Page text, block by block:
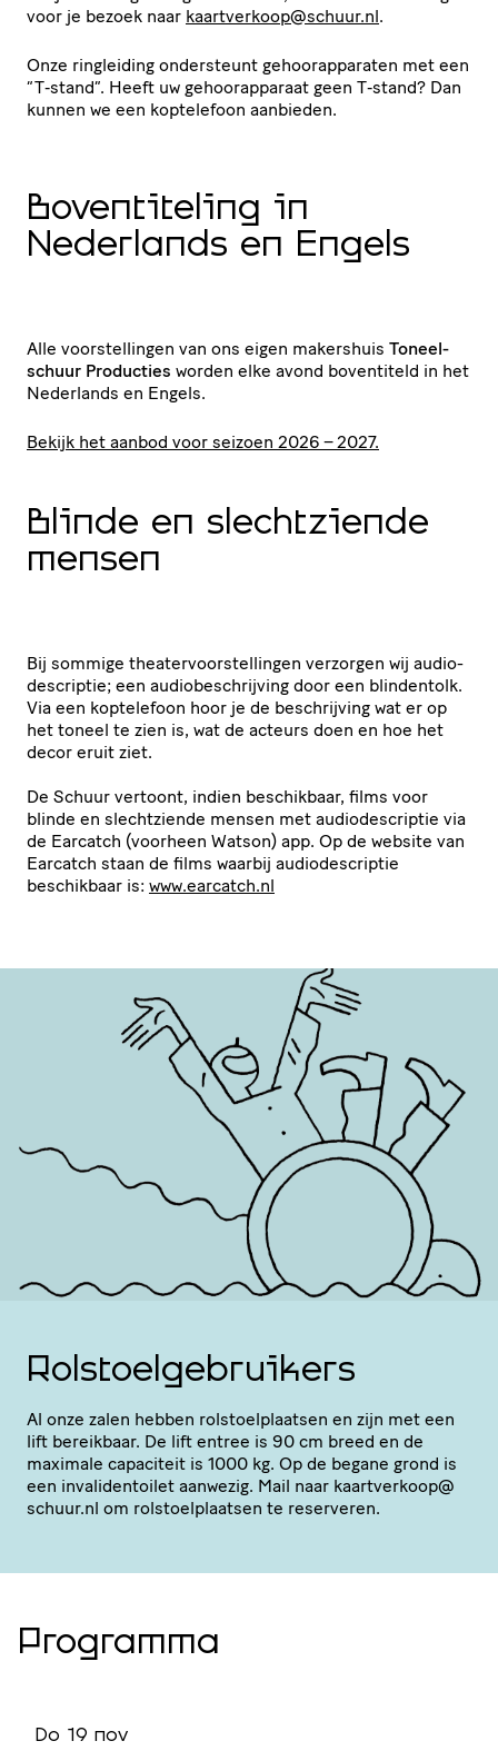
voor je bezoek naar kaartverkoop@​schuur.​nl.
Onze ringleiding ondersteunt gehoor­ap­pa­raten met een
“T‑stand”. Heeft uw gehoor­ap­pa­raat geen T‑stand? Dan
kunnen we een koptelefoon aanbieden.
Boven­ti­te­ling in
Nederlands en Engels
Alle voor­stel­lingen van ons eigen makershuis Toneel­
schuur Producties worden elke avond boventiteld in het
Nederlands en Engels.
Bekijk het aanbod voor seizoen 2026 – 2027.
Blinde en slecht­ziende
mensen
Bij sommige thea­ter­voor­stel­lingen verzorgen wij audio­
de­scriptie; een audio­be­schrij­ving door een blindentolk.
Via een koptelefoon hoor je de beschrij­ving wat er op
het toneel te zien is, wat de acteurs doen en hoe het
decor eruit ziet.
De Schuur vertoont, indien beschikbaar, films voor
blinde en slecht­ziende mensen met audio­de­scriptie via
de Earcatch (voorheen Watson) app. Op de website van
Earcatch staan de films waarbij audio­de­scriptie
beschikbaar is: www​.earcatch​.nl
Rolstoelgebruikers
Al onze zalen hebben rolstoel­plaatsen en zijn met een
lift bereikbaar. De lift entree is 90 cm breed en de
maximale capaciteit is 1000 kg. Op de begane grond is
een inva­li­den­toilet aanwezig. Mail naar kaartverkoop@​
schuur.​nl om rolstoel­plaatsen te reserveren.
Programma
Do 19 nov